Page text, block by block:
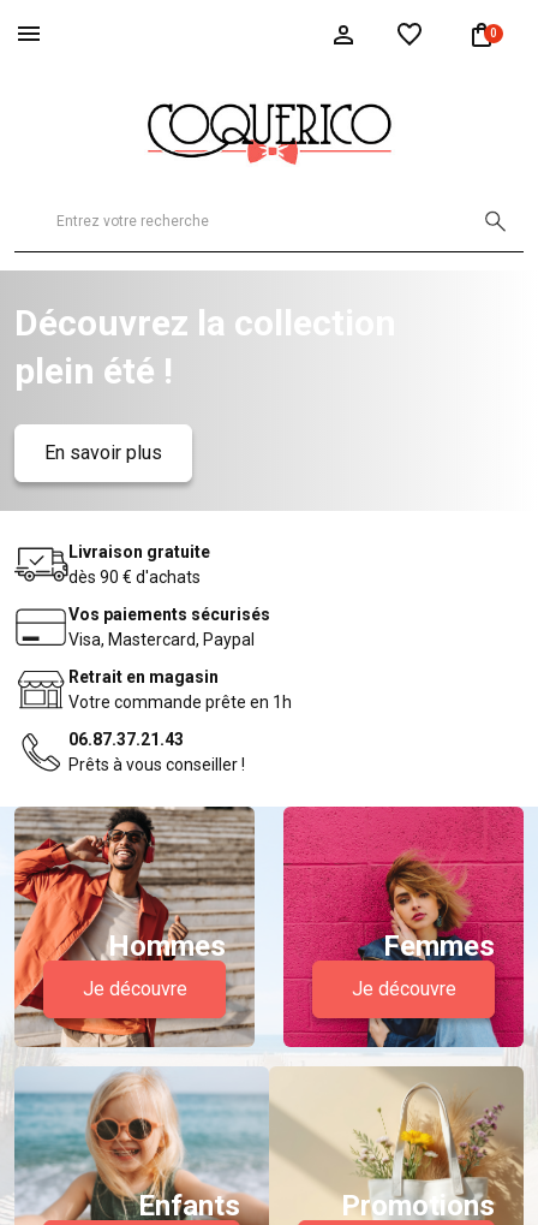
0
Découvrez la collection
plein été !
En savoir plus
Livraison gratuite
dès 90 € d'achats
Vos paiements sécurisés
Visa, Mastercard, Paypal
Retrait en magasin
Votre commande prête en 1h
06.87.37.21.43
Prêts à vous conseiller !
Hommes
Je découvre
Femmes
Je découvre
Enfants Promotions